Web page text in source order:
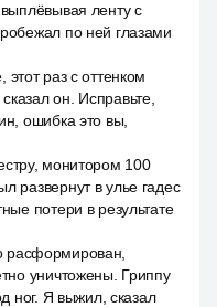
ленту с
по ней глазами
раз с оттенком
он. Исправьте,
ошибка это вы,
монитором 100
развернут в улье гадес
потери в результате
расформирован,
уничтожены. Гриппу
ног. Я выжил, сказал